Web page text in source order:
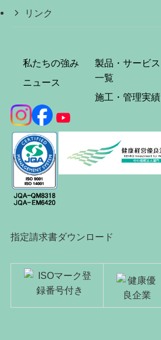
リンク
私たちの強み
ニュース
製品・サービス
一覧
施工・管理実績
指定請求書ダウンロード